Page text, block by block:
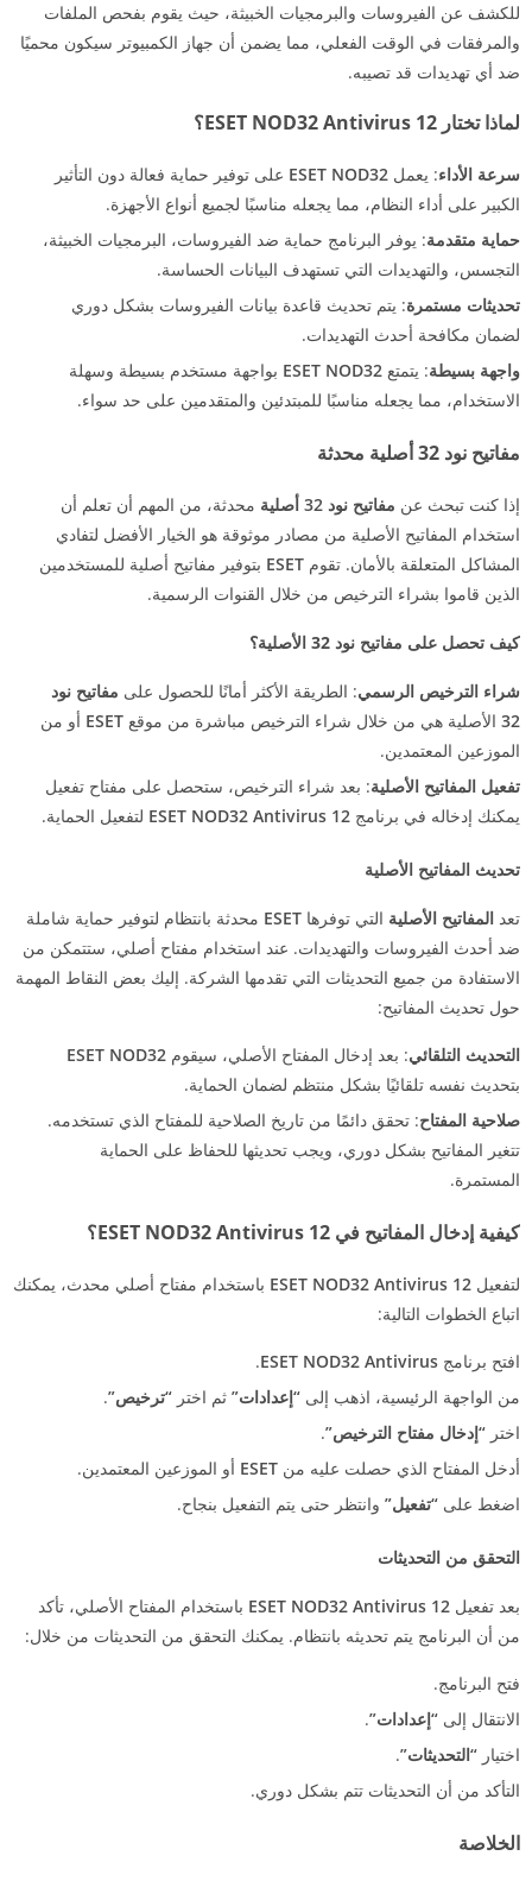
للكشف عن الفيروسات والبرمجيات الخبيثة، حيث يقوم بفحص الملفات
والمرفقات في الوقت الفعلي، مما يضمن أن جهاز الكمبيوتر سيكون محميًا
ضد أي تهديدات قد تصيبه.
لماذا تختار ESET NOD32 Antivirus 12؟
سرعة الأداء: يعمل ESET NOD32 على توفير حماية فعالة دون التأثير
الكبير على أداء النظام، مما يجعله مناسبًا لجميع أنواع الأجهزة.
حماية متقدمة: يوفر البرنامج حماية ضد الفيروسات، البرمجيات الخبيثة،
التجسس، والتهديدات التي تستهدف البيانات الحساسة.
تحديثات مستمرة: يتم تحديث قاعدة بيانات الفيروسات بشكل دوري
لضمان مكافحة أحدث التهديدات.
واجهة بسيطة: يتمتع ESET NOD32 بواجهة مستخدم بسيطة وسهلة
الاستخدام، مما يجعله مناسبًا للمبتدئين والمتقدمين على حد سواء.
مفاتيح نود 32 أصلية محدثة
إذا كنت تبحث عن مفاتيح نود 32 أصلية
محدثة، من المهم أن تعلم أن
استخدام المفاتيح الأصلية من مصادر موثوقة هو الخيار الأفضل لتفادي
المشاكل المتعلقة بالأمان. تقوم ESET بتوفير مفاتيح أصلية للمستخدمين
الذين قاموا بشراء الترخيص من خلال القنوات الرسمية.
كيف تحصل على مفاتيح نود 32 الأصلية؟
شراء الترخيص الرسمي: الطريقة الأكثر أمانًا للحصول على مفاتيح نود
32 الأصلية هي من خلال شراء الترخيص مباشرة من موقع ESET أو من
الموزعين المعتمدين.
تفعيل المفاتيح الأصلية: بعد شراء الترخيص، ستحصل على مفتاح تفعيل
يمكنك إدخاله في برنامج ESET NOD32 Antivirus 12 لتفعيل الحماية.
تحديث المفاتيح الأصلية
تعد المفاتيح الأصلية التي توفرها ESET محدثة بانتظام لتوفير حماية شاملة
ضد أحدث الفيروسات والتهديدات. عند استخدام مفتاح أصلي، ستتمكن من
الاستفادة من جميع التحديثات التي تقدمها الشركة. إليك بعض النقاط المهمة
حول تحديث المفاتيح:
التحديث التلقائي: بعد إدخال المفتاح الأصلي، سيقوم ESET NOD32
بتحديث نفسه تلقائيًا بشكل منتظم لضمان الحماية.
صلاحية المفتاح: تحقق دائمًا من تاريخ الصلاحية للمفتاح الذي تستخدمه.
تتغير المفاتيح بشكل دوري، ويجب تحديثها للحفاظ على الحماية
المستمرة.
كيفية إدخال المفاتيح في ESET NOD32 Antivirus 12؟
لتفعيل ESET NOD32 Antivirus 12 باستخدام مفتاح أصلي محدث، يمكنك
اتباع الخطوات التالية:
افتح برنامج ESET NOD32 Antivirus
.
من الواجهة الرئيسية، اذهب إلى “إعدادات” ثم اختر “ترخيص”.
اختر “إدخال مفتاح الترخيص”.
أدخل المفتاح الذي حصلت عليه من ESET أو الموزعين المعتمدين.
اضغط على “تفعيل” وانتظر حتى يتم التفعيل بنجاح.
التحقق من التحديثات
بعد تفعيل ESET NOD32 Antivirus 12 باستخدام المفتاح الأصلي، تأكد
من أن البرنامج يتم تحديثه بانتظام. يمكنك التحقق من التحديثات من خلال:
فتح البرنامج.
الانتقال إلى “إعدادات”.
اختيار “التحديثات”.
التأكد من أن التحديثات تتم بشكل دوري.
الخلاصة